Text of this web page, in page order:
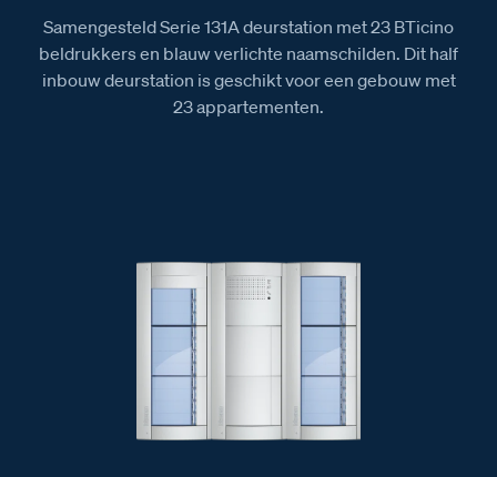
Samengesteld Serie 131A deurstation met 23 BTicino
beldrukkers en blauw verlichte naamschilden. Dit half
inbouw deurstation is geschikt voor een gebouw met
23 appartementen.